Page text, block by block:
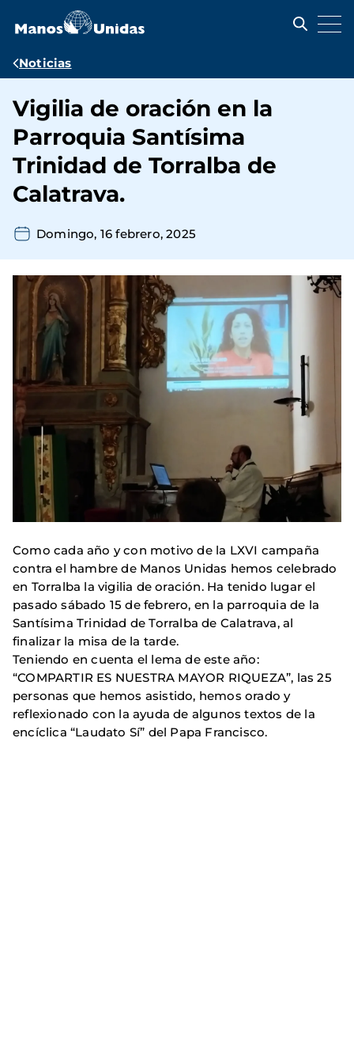
contenido
Ruta
navegación
Noticias
Vigilia de oración en la
Parroquia Santísima
Trinidad de Torralba de
Calatrava.
Domingo, 16 febrero, 2025
Como cada año y con motivo de la LXVI campaña
contra el hambre de Manos Unidas hemos celebrado
en Torralba la vigilia de oración. Ha tenido lugar el
pasado sábado 15 de febrero, en la parroquia de la
Santísima Trinidad de Torralba de Calatrava, al
finalizar la misa de la tarde.
Teniendo en cuenta el lema de este año:
“COMPARTIR ES NUESTRA MAYOR RIQUEZA”, las 25
personas que hemos asistido, hemos orado y
reflexionado con la ayuda de algunos textos de la
encíclica “Laudato Sí” del Papa Francisco.